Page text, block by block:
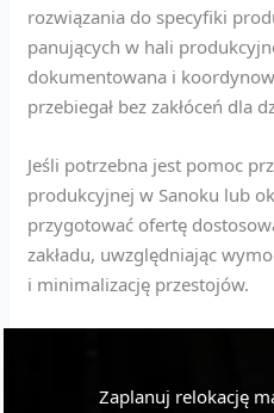
rozwiązania do specyfiki
panujących w hali
dokumentowana i
przebiegał bez zakłóceń dla
Jeśli potrzebna jest pomoc
produkcyjnej w Sanoku lub
przygotować ofertę
zakładu, uwzględniając
i minimalizację przestojów.
Zaplanuj relokację